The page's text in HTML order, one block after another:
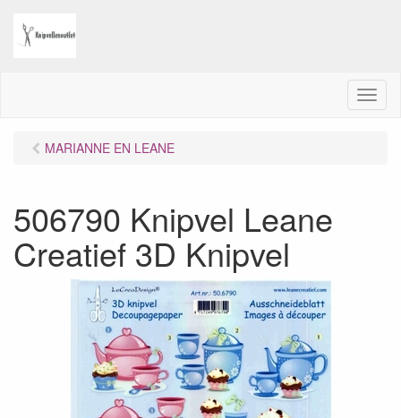
M
e
MARIANNE EN LEANE
506790 Knipvel Leane
Creatief 3D Knipvel